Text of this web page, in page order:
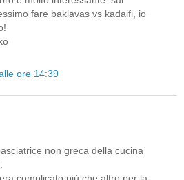
fare baklavas vs kadaifi, io
ore 14:39
non greca della cucina
complicato più che altro per la